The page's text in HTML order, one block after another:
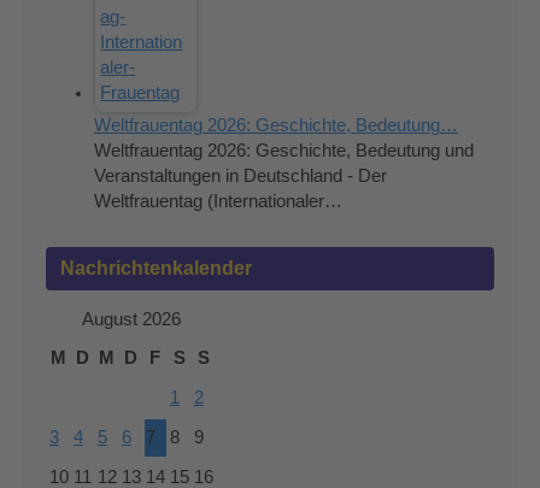
Weltfrauentag 2026: Geschichte, Bedeutung…
Weltfrauentag 2026: Geschichte, Bedeutung und
Veranstaltungen in Deutschland - Der
Weltfrauentag (Internationaler…
Nachrichtenkalender
August 2026
M
D M D F S S
1 2
3 4 5 6 7 8 9
10 11 12 13 14 15 16